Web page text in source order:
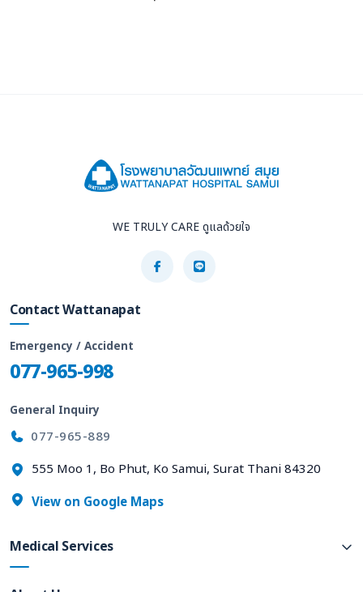
WE TRULY CARE ดูแลด้วยใจ
Contact Wattanapat
Emergency / Accident
077-965-998
General Inquiry
077-965-889
555 Moo 1, Bo Phut, Ko Samui, Surat Thani 84320
View on Google Maps
Medical Services